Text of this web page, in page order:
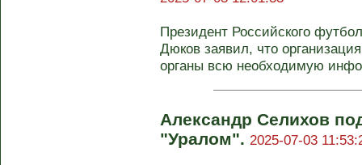
Президент Российского
Дюков заявил, что
органы всю необходимую
Александр Селихов
"Уралом". 2025-07-03